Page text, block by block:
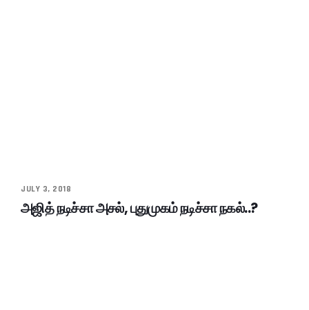
JULY 3, 2018
அஜித் நடிச்சா அசல், புதுமுகம் நடிச்சா நகல்..?